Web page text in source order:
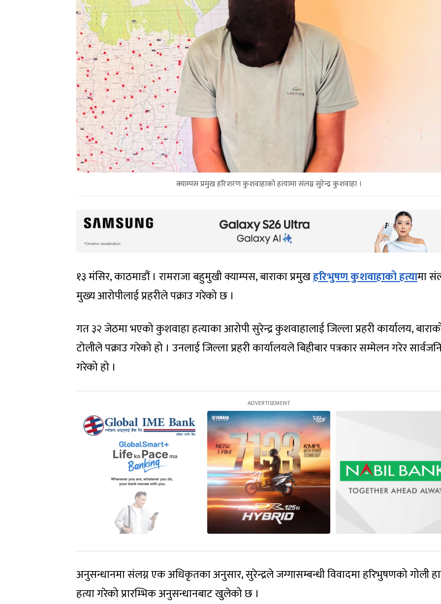
क्याम्पस प्रमुख हरिशरण कुशवाहाको हत्यामा संलग्न सुरेन्द्र कुशवाहा ।
१३ मंसिर, काठमाडौं । रामराजा बहुमुखी क्याम्पस, बाराका प्रमुखहरिभुषण कुशवाहाको हत्यामा
मुख्य आरोपीलाई प्रहरीले पक्राउ गरेको छ ।
गत ३२ जेठमा भएको कुशवाहा हत्याका आरोपी सुरेन्द्र कुशवाहालाई जिल्ला प्रहरी कार्यालय,
टोलीले पक्राउ गरेको हो । उनलाई जिल्ला प्रहरी कार्यालयले बिहीबार पत्रकार सम्मेलन गरेर
गरेको हो ।
अनुसन्धानमा संलग्न एक अधिकृतका अनुसार, सुरेन्द्रले जग्गासम्बन्धी विवादमा हरिभुषणको गोली
हत्या गरेको प्रारम्भिक अनुसन्धानबाट खुलेको छ ।